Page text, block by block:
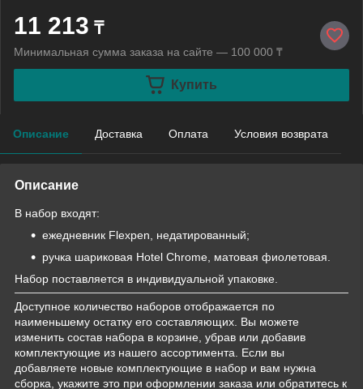
11 213 ₸
Минимальная сумма заказа на сайте — 100 000 ₸
Купить
Описание Доставка Оплата Условия возврата
Описание
В набор входят:
ежедневник Flexpen, недатированный;
ручка шариковая Hotel Chrome, матовая фиолетовая.
Набор поставляется в индивидуальной упаковке.
Доступное количество наборов отображается по
наименьшему остатку его составляющих. Вы можете
изменить состав набора в корзине, убрав или добавив
комплектующие из нашего ассортимента. Если вы
добавляете новые комплектующие в набор и вам нужна
сборка, укажите это при оформлении заказа или обратитесь к